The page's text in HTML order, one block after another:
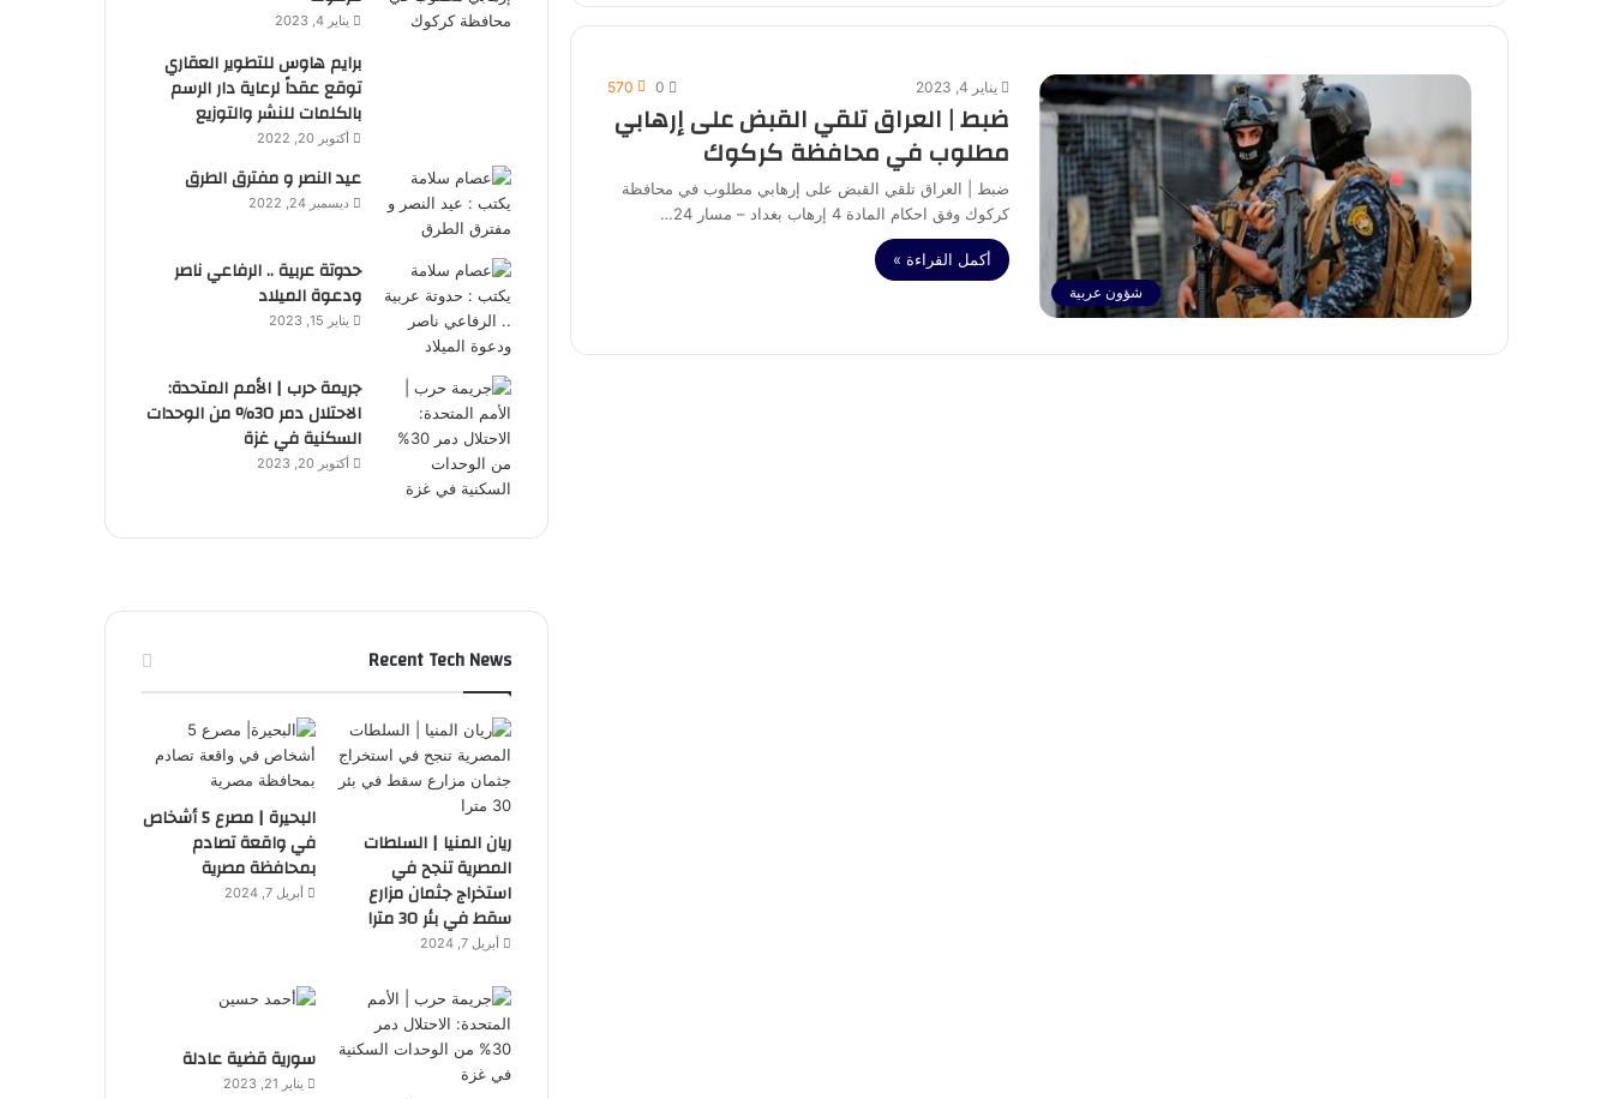
شؤون عربية
يناير 4, 2023 0
570
ضبط | العراق تلقي القبض على إرهابي
مطلوب في محافظة كركوك
ضبط | العراق تلقي القبض على إرهابي مطلوب في محافظة
كركوك وفق احكام المادة 4 إرهاب بغداد – مسار 24…
أكمل القراءة »
يناير 4, 2023
برايم هاوس للتطوير العقاري
توقع عقداً لرعاية دار الرسم
بالكلمات للنشر والتوزيع
أكتوبر 20, 2022
عيد النصر و مفترق الطرق
ديسمبر 24, 2022
حدوتة عربية .. الرفاعي ناصر
ودعوة الميلاد
يناير 15, 2023
جريمة حرب | الأمم المتحدة:
الاحتلال دمر 30% من الوحدات
السكنية في غزة
أكتوبر 20, 2023
Recent Tech News
ريان المنيا | السلطات
المصرية تنجح في
استخراج جثمان مزارع
سقط في بئر 30 مترا
أبريل 7, 2024
البحيرة | مصرع 5 أشخاص
في واقعة تصادم
بمحافظة مصرية
أبريل 7, 2024
سورية قضية عادلة
يناير 21, 2023